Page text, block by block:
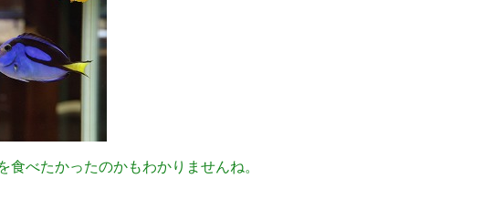
べたかったのかもわかりませんね。